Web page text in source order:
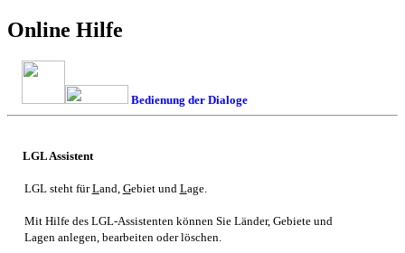
Online Hilfe
Bedienung der Dialoge
LGL Assistent
LGL steht fürLand, Gebiet und Lage.
Mit Hilfe des LGL-Assistenten können Sie Länder, Gebiete und
Lagen anlegen, bearbeiten oder löschen.